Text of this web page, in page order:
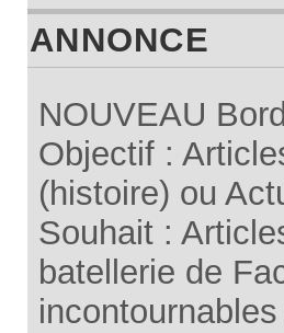
ANNONCE
NOUVEAU
Objectif :
(histoire) ou
Souhait :
batellerie de